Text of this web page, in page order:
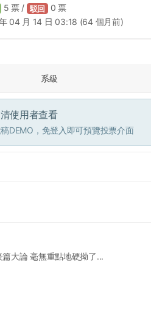
5 票 / 駁回 0 票
04 月 14 日 03:18 (64 個月前)
系級
使用者查看
DEMO ，免登入即可預覽投票介面
大論 毫無重點地硬拗了...